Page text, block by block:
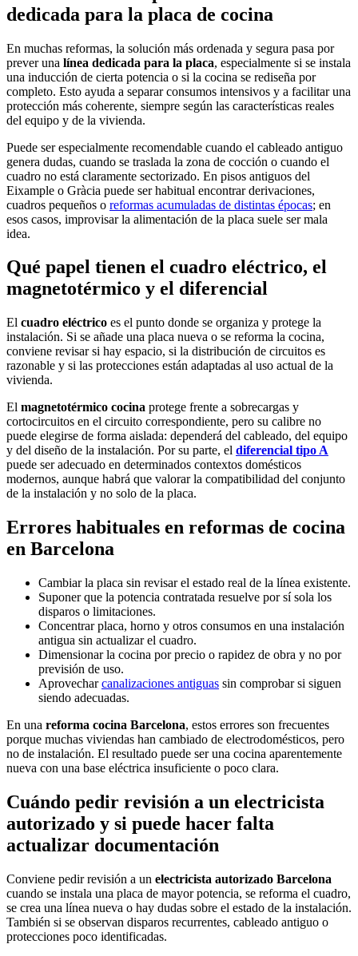
dedicada para la placa de cocina
En muchas reformas, la solución más ordenada y segura pasa por
prever una línea dedicada para la placa, especialmente si se instala
una inducción de cierta potencia o si la cocina se rediseña por
completo. Esto ayuda a separar consumos intensivos y a facilitar una
protección más coherente, siempre según las características reales
del equipo y de la vivienda.
Puede ser especialmente recomendable cuando el cableado antiguo
genera dudas, cuando se traslada la zona de cocción o cuando el
cuadro no está claramente sectorizado. En pisos antiguos del
Eixample o Gràcia puede ser habitual encontrar derivaciones,
cuadros pequeños o reformas acumuladas de distintas épocas; en
esos casos, improvisar la alimentación de la placa suele ser mala
idea.
Qué papel tienen el cuadro eléctrico, el
magnetotérmico y el diferencial
El cuadro eléctrico es el punto donde se organiza y protege la
instalación. Si se añade una placa nueva o se reforma la cocina,
conviene revisar si hay espacio, si la distribución de circuitos es
razonable y si las protecciones están adaptadas al uso actual de la
vivienda.
El magnetotérmico cocina protege frente a sobrecargas y
cortocircuitos en el circuito correspondiente, pero su calibre no
puede elegirse de forma aislada: dependerá del cableado, del equipo
y del diseño de la instalación. Por su parte, el diferencial tipo A
puede ser adecuado en determinados contextos domésticos
modernos, aunque habrá que valorar la compatibilidad del conjunto
de la instalación y no solo de la placa.
Errores habituales en reformas de cocina
en Barcelona
Cambiar la placa sin revisar el estado real de la línea existente.
Suponer que la potencia contratada resuelve por sí sola los
disparos o limitaciones.
Concentrar placa, horno y otros consumos en una instalación
antigua sin actualizar el cuadro.
Dimensionar la cocina por precio o rapidez de obra y no por
previsión de uso.
Aprovecharcanalizaciones antiguas sin comprobar si siguen
siendo adecuadas.
En una reforma cocina Barcelona, estos errores son frecuentes
porque muchas viviendas han cambiado de electrodomésticos, pero
no de instalación. El resultado puede ser una cocina aparentemente
nueva con una base eléctrica insuficiente o poco clara.
Cuándo pedir revisión a un electricista
autorizado y si puede hacer falta
actualizar documentación
Conviene pedir revisión a un electricista autorizado Barcelona
cuando se instala una placa de mayor potencia, se reforma el cuadro,
se crea una línea nueva o hay dudas sobre el estado de la instalación.
También si se observan disparos recurrentes, cableado antiguo o
protecciones poco identificadas.